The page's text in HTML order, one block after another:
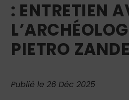
: ENTRETIEN
PIETRO
Publié le 26 Déc 2025